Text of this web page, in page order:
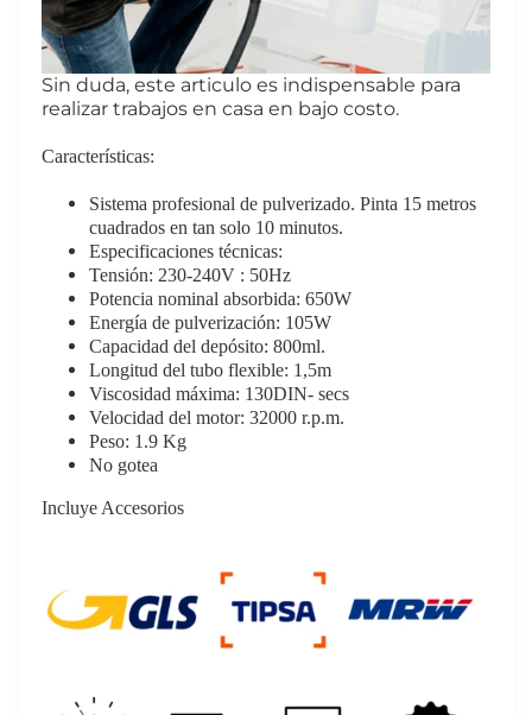
Sin duda, este articulo es indispensable para
realizar trabajos en casa en bajo costo.
Características:
Sistema profesional de pulverizado. Pinta 15 metros
cuadrados en tan solo 10 minutos.
Especificaciones técnicas:
Tensión: 230-240V : 50Hz
Potencia nominal absorbida: 650W
Energía de pulverización: 105W
Capacidad del depósito: 800ml.
Longitud del tubo flexible: 1,5m
Viscosidad máxima: 130DIN- secs
Velocidad del motor: 32000 r.p.m.
Peso: 1.9 Kg
No gotea
Incluye Accesorios